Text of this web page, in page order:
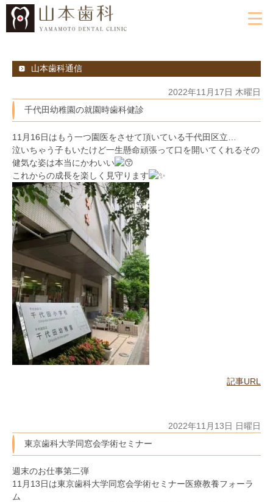
山本歯科通信
2022年11月17日 木曜日
千代田幼稚園の就園時歯科健診
11月16日はもう一つ園医をさせて頂いている千代田区立…
泣いちゃう子もいたけど一生懸命頑張って口を開いてくれるその
健気な姿は本当にかわいい
これからの成長を楽しく見守ります
記事URL
2022年11月13日 日曜日
東京歯科大学同窓会学術セミナー
週末のお仕事第二弾
11月13日は東京歯科大学同窓会学術セミナー医療教養フォーラ
ム